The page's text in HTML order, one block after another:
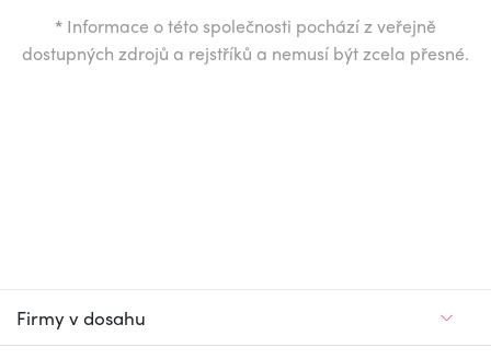
* Informace o této společnosti pochází z veřejně
dostupných zdrojů a rejstříků a nemusí být zcela přesné.
Firmy v dosahu